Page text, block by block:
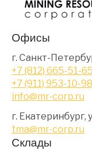
Офисы
г. Санкт-
+7 (812) 665-51-65
+7 (911) 953-10-98
info@mr-corp.ru
г. Екатеринбург,
tma@mr-corp.ru
Склады